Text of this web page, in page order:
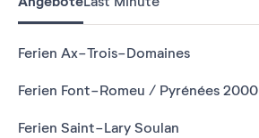
Ferien Ax-Trois-Domaines
Ferien Font-Romeu / Pyrénées 2000
Ferien Saint-Lary Soulan